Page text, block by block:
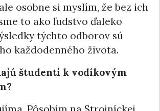
osobne si myslím, že bez ich
to ako ľudstvo ďaleko
týchto odborov sú
každodenného života.
študenti k vodíkovým